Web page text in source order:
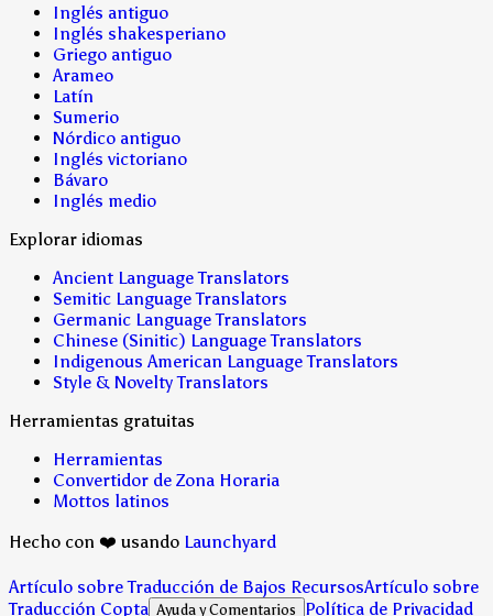
Inglés antiguo
Inglés shakesperiano
Griego antiguo
Arameo
Latín
Sumerio
Nórdico antiguo
Inglés victoriano
Bávaro
Inglés medio
Explorar idiomas
Ancient Language Translators
Semitic Language Translators
Germanic Language Translators
Chinese (Sinitic) Language Translators
Indigenous American Language Translators
Style & Novelty Translators
Herramientas gratuitas
Herramientas
Convertidor de Zona Horaria
Mottos latinos
Hecho con ❤️ usando Launchyard
Artículo sobre Traducción de Bajos RecursosArtículo sobre
Traducción Copta Ayuda y Comentarios Política de Privacidad